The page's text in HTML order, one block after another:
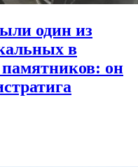
один из
в
он